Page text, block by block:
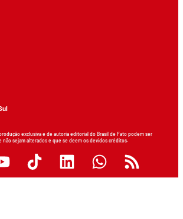
exclusiva e de autoria editorial do Brasil de Fato podem ser
não sejam alterados e que se deem os devidos créditos.